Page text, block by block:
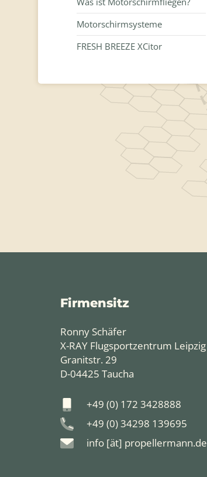
Motorschirmsysteme
FRESH BREEZE XCitor
Firmensitz
Ronny Schäfer
X-RAY Flugsportzentrum Leipzig
Granitstr. 29
D-04425 Taucha
+49 (0) 172 3428888
+49 (0) 34298 139695
info [ät] propellermann.de